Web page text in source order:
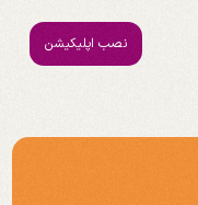
نصب اپلیکیشن